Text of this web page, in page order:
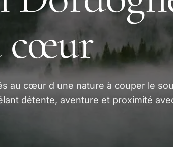
cœur
au cœur d une nature à couper le
détente, aventure et proximité